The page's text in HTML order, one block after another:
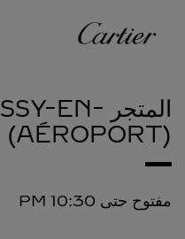
كارتييه
المتجر CARTIER EN-
(AÉROPORT)
مفتوح حتى 10:30 PM